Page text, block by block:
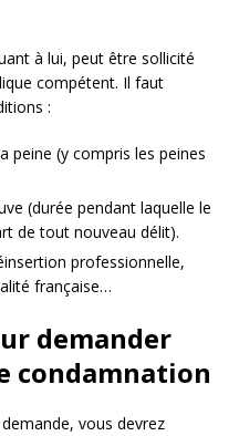
à lui, peut être sollicité
compétent. Il faut
:
peine (y compris les peines
(durée pendant laquelle le
de tout nouveau délit).
professionnelle,
française…
demander
condamnation
vous devrez